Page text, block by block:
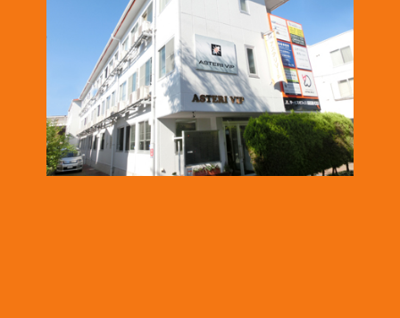
「株式会社テイコク」様のお知らせ
名古屋市ワーク・ライフ・バランス推進企業に認証されました。
https://www.teikoku-eng.co.jp/notice/9424/
2024.12.26
「株式会社NDTアドヴァンス」様のお知らせ